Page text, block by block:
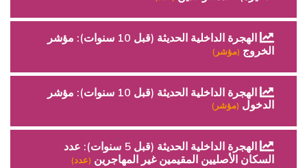
الهجرة الداخلية الحديثة (قبل 10 سنوات): مؤشر
الخروج (مؤشر)
الهجرة الداخلية الحديثة (قبل 10 سنوات): مؤشر
الدخول (مؤشر)
الهجرة الداخلية الحديثة (قبل 5 سنوات): عدد
السكان الأصليين المقيمين غير المهاجرين (عدد)